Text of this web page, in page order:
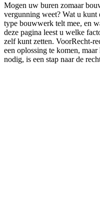
Mogen uw buren zomaar
vergunning weet? Wat u
type bouwwerk telt mee, en
deze pagina leest u welke
zelf kunt zetten. VoorRecht-
een oplossing te komen,
nodig, is een stap naar de